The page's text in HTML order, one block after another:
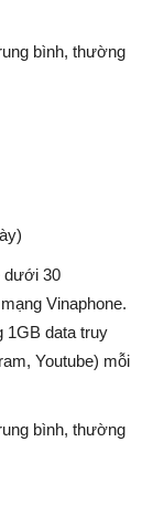
bình, thường
dưới 30
Vinaphone.
1GB data truy
Youtube) mỗi
bình, thường